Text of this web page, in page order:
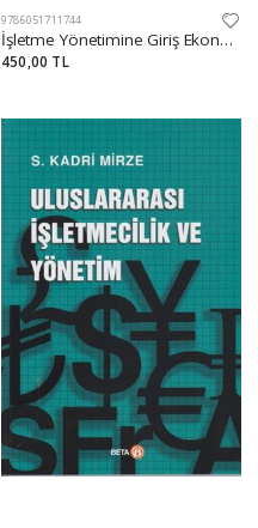
9786051711744
İşletme Yönetimine Giriş Ekonomik
450,00 TL